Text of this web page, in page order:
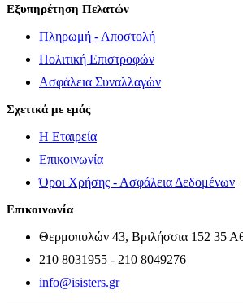
Εξυπηρέτηση Πελατών
Πληρωμή - Αποστολή
Πολιτική Επιστροφών
Ασφάλεια Συναλλαγών
Σχετικά με εμάς
Η Εταιρεία
Επικοινωνία
Όροι Χρήσης - Ασφάλεια Δεδομένων
Επικοινωνία
Θερμοπυλών 43, Βριλήσσια 152 35
210 8031955 - 210 8049276
info@isisters.gr